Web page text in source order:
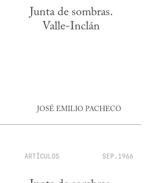
Junta de sombras.
Valle-Inclán
JOSÉ EMILIO PACHECO
ARTÍCULOS SEP.1966